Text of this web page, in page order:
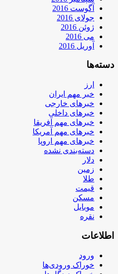
آگوست 2016
جولای 2016
ژوئن 2016
می 2016
آوریل 2016
دسته‌ها
ارز
خبر مهم ایران
خبرهای خارجی
خبرهای داخلی
خبرهای مهم آفریقا
خبرهای مهم آمریکا
خبرهای مهم اروپا
دسته‌بندی نشده
دلار
زمین
طلا
قیمت
مسکن
موبایل
نقره
اطلاعات
ورود
خوراک ورودی‌ها